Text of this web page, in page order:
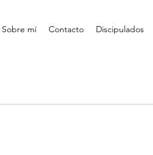
Sobre mí Contacto Discipulados